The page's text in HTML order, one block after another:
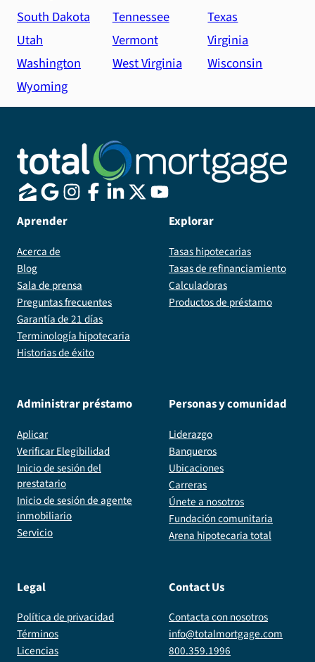
South Dakota
Tennessee
Texas
Utah
Vermont
Virginia
Washington
West Virginia
Wisconsin
Wyoming
Aprender
Acerca de
Blog
Sala de prensa
Preguntas frecuentes
Garantía de 21 días
Terminología hipotecaria
Historias de éxito
Explorar
Tasas hipotecarias
Tasas de refinanciamiento
Calculadoras
Productos de préstamo
Administrar préstamo
Aplicar
Verificar Elegibilidad
Inicio de sesión del
prestatario
Inicio de sesión de agente
inmobiliario
Servicio
Personas y comunidad
Liderazgo
Banqueros
Ubicaciones
Carreras
Únete a nosotros
Fundación comunitaria
Arena hipotecaria total
Legal
Política de privacidad
Términos
Licencias
Contact Us
Contacta con nosotros
info@totalmortgage.com
800.359.1996